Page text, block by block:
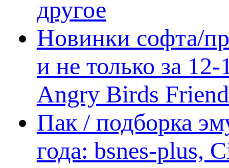
другое
Новинки софта/
и не только за
Angry Birds
Пак / подборка
года: bsnes-plus,